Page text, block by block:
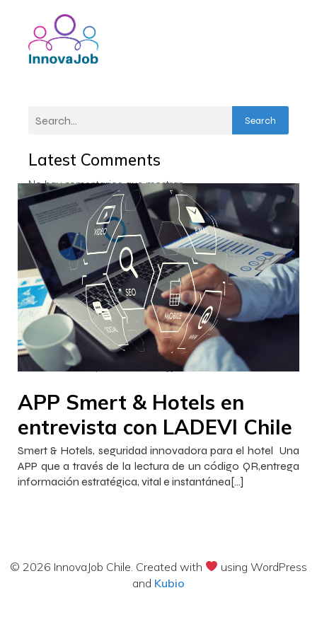
Search
Latest Comments
No hay comentarios que mostrar.
InnovaJob – 26 agosto 2022
APP Smert & Hotels en
entrevista con LADEVI Chile
Smert & Hotels, seguridad innovadora para el hotel Una
APP que a través de la lectura de un código QR,entrega
información estratégica, vital e instantánea[…]
© 2026 InnovaJob Chile. Created with
using WordPress
and Kubio